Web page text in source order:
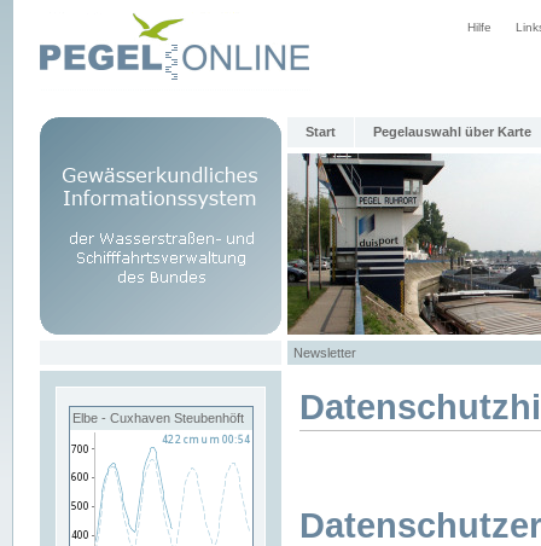
Hilfe
Start Pegelauswahl über Karte
Newsletter
Elbe - Cuxhaven Steubenhöft